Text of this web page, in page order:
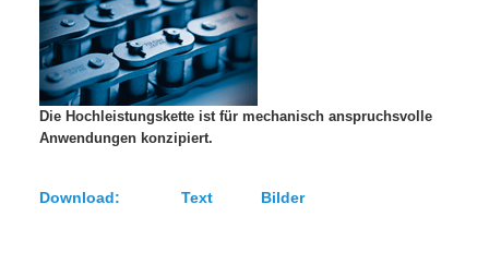
Die Hochleistungskette ist für mechanisch anspruchsvolle
Anwendungen konzipiert.
Download: Text Bilder